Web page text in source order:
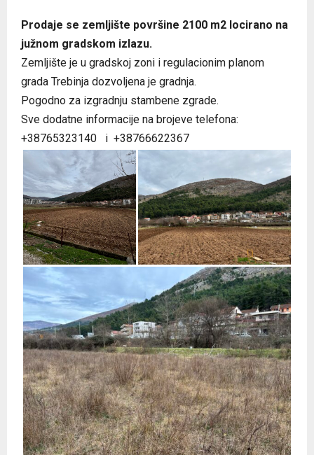
Prodaje se zemljište površine 2100 m2 locirano na
južnom gradskom izlazu.
Zemljište je u gradskoj zoni i regulacionim planom
grada Trebinja dozvoljena je gradnja.
Pogodno za izgradnju stambene zgrade.
Sve dodatne informacije na brojeve telefona:
+38765323140 i +38766622367